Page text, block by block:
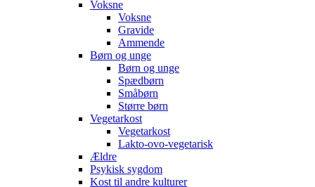
Voksne
Voksne
Gravide
Ammende
Børn og unge
Børn og unge
Spædbørn
Småbørn
Større børn
Vegetarkost
Vegetarkost
Lakto-ovo-vegetarisk
Ældre
Psykisk sygdom
Kost til andre kulturer